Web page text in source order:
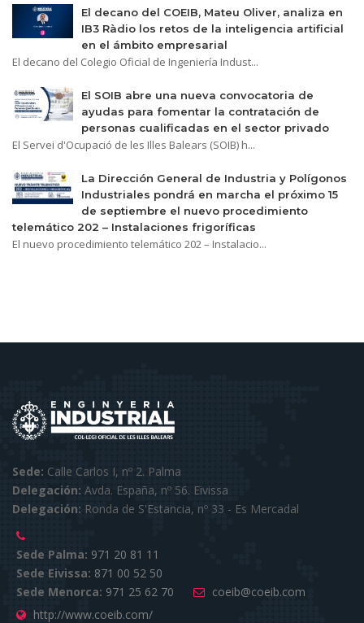
El decano del COEIB, Mateu Oliver, analiza en
IB3 Ràdio los retos de la inteligencia artificial
en el ámbito empresarial
El decano del Colegio Oficial de Ingeniería Indust...
El SOIB abre una nueva convocatoria de
ayudas para fomentar la contratación de
personas cualificadas en el sector privado
El Servei d'Ocupació de les Illes Balears (SOIB) h...
La Dirección General de Industria y Polígonos
Industriales pondrá en marcha el próximo 15
de septiembre el nuevo procedimiento
telemático 202 – Instalaciones frigoríficas
El nuevo procedimiento telemático 202 – Instalacio...
Sede: Calle Carlos I, nº 2. Palma
Delegación: Avda. España, nº 56. Eivissa
Delegación: Ronda de S'Estancia, nº 33 - Es Mercadal
Sede Palma: 971 20 81 11
Sede Eivissa: 871 00 52 50
Sede Menorca: 971 25 62 70
coeib@coeib.com
http://www.coeib.com/